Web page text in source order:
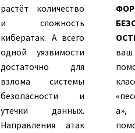
растёт количество
и сложность
кибератак. А всего
одной уязвимости
достаточно для
взлома системы
безопасности и
утечки данных.
Направления атак
ваш
а»,